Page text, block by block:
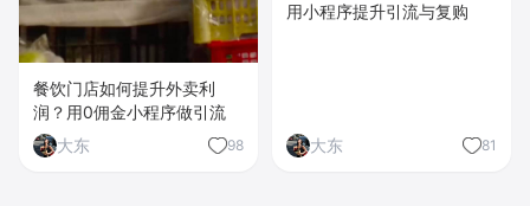
餐饮门店如何提升外卖利
润？用0佣金小程序做引流
大东
98
用小程序提升引流与复购
大东 81